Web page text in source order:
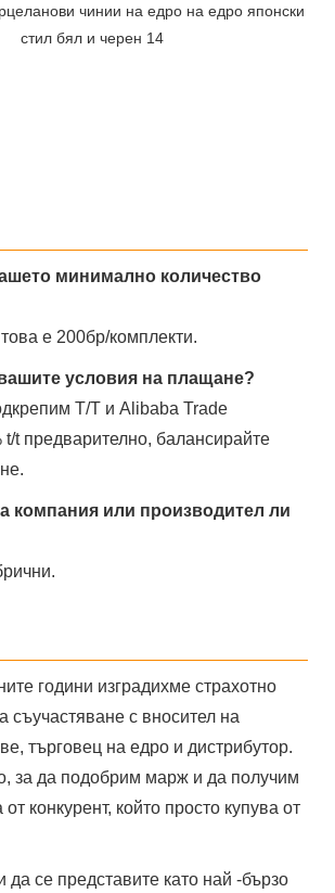
минимално количество
е 200бр/комплекти.
условия на плащане?
T/T и Alibaba Trade
t предварително, балансирайте
компания или производител ли
години изградихме страхотно
съучастяване с вносител на
търговец на едро и дистрибутор.
за да подобрим марж и да получим
конкурент, който просто купува от
да се представите като най -бързо